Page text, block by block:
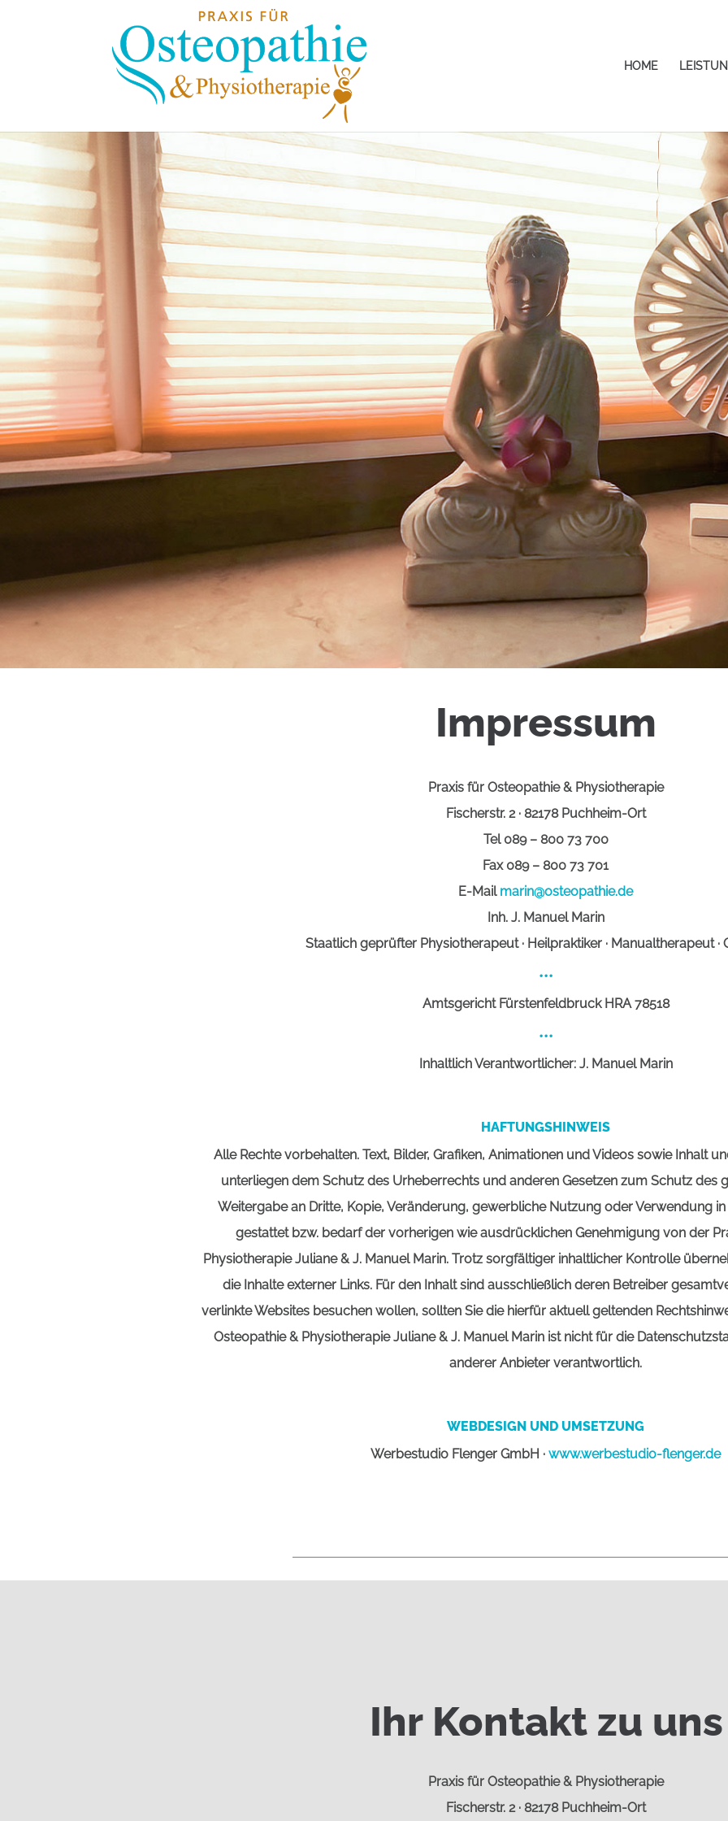
HOME
Impressum
Praxis für Osteopathie & Physiotherapie
Fischerstr. 2 · 82178 Puchheim-Ort
Tel 089 – 800 73 700
Fax 089 – 800 73 701
E-Mail marin@osteopathie.de
Inh. J. Manuel Marin
Staatlich geprüfter Physiotherapeut · Heilpraktiker · Manualtherapeut ·
•••
Amtsgericht Fürstenfeldbruck HRA 78518
•••
Inhaltlich Verantwortlicher: J. Manuel Marin
HAFTUNGSHINWEIS
Alle Rechte vorbehalten. Text, Bilder, Grafiken, Animationen und Videos sowie Inhalt
unterliegen dem Schutz des Urheberrechts und anderen Gesetzen zum Schutz des
Weitergabe an Dritte, Kopie, Veränderung, gewerbliche Nutzung oder Verwendung
gestattet bzw. bedarf der vorherigen wie ausdrücklichen Genehmigung von der
Physiotherapie Juliane & J. Manuel Marin. Trotz sorgfältiger inhaltlicher Kontrolle
die Inhalte externer Links. Für den Inhalt sind ausschließlich deren Betreiber
verlinkte Websites besuchen wollen, sollten Sie die hierfür aktuell geltenden
Osteopathie & Physiotherapie Juliane & J. Manuel Marin ist nicht für die
anderer Anbieter verantwortlich.
WEBDESIGN UND UMSETZUNG
Werbestudio Flenger GmbH ·www.werbestudio-flenger.de
Ihr Kontakt zu uns
Praxis für Osteopathie & Physiotherapie
Fischerstr. 2 · 82178 Puchheim-Ort